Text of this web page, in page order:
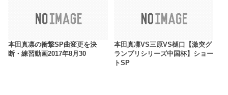
本田真凛の衝撃SP曲変更を決
断・練習動画2017年8月30
本田真凜VS三原VS樋口【激突グ
ランプリシリーズ中国杯】ショー
トSP